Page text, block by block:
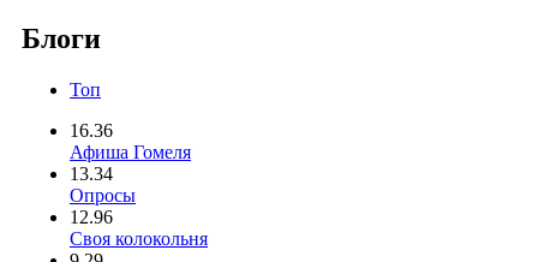
Блоги
Топ
16.36
Афиша Гомеля
13.34
Опросы
12.96
Своя колокольня